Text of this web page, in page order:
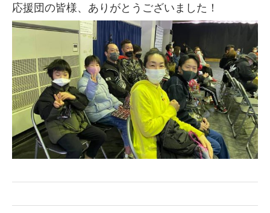
応援団の皆様、ありがとうございました！